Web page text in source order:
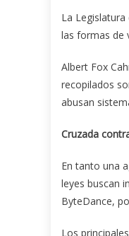
La
las formas de
Albert Fox
recopilados
abusan
Cruzada
En tanto una
leyes buscan
ByteDance,
Los